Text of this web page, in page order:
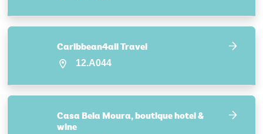
Caribbean4all Travel
12.A044
Casa Bela Moura, boutique hotel &
wine